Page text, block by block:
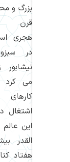
بزرگ و
قرن
هجری
در
نیشابور
می كرد
كارهای
اشتغال
این
القدر
هفتاد